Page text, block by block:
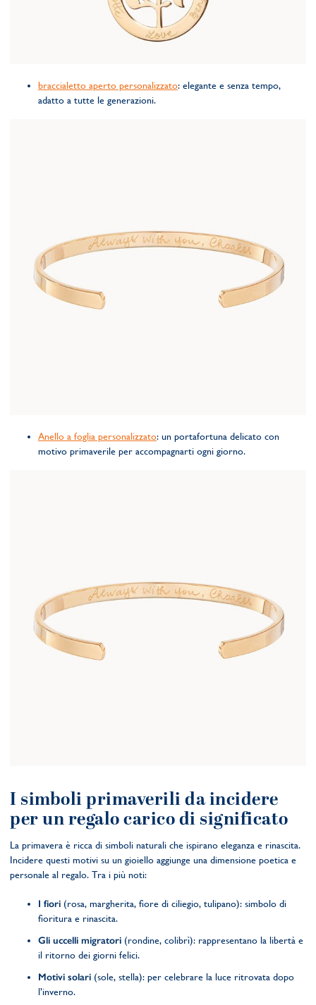
braccialetto aperto personalizzato: elegante e senza tempo,
adatto a tutte le generazioni.
Anello a foglia personalizzato: un portafortuna delicato con
motivo primaverile per accompagnarti ogni giorno.
I simboli primaverili da incidere
per un regalo carico di significato
La primavera è ricca di simboli naturali che ispirano eleganza e rinascita.
Incidere questi motivi su un gioiello aggiunge una dimensione poetica e
personale al regalo. Tra i più noti:
I fiori (rosa, margherita, fiore di ciliegio, tulipano): simbolo di
fioritura e rinascita.
Gli uccelli migratori (rondine, colibrì): rappresentano la libertà e
il ritorno dei giorni felici.
Motivi solari (sole, stella): per celebrare la luce ritrovata dopo
l’inverno.